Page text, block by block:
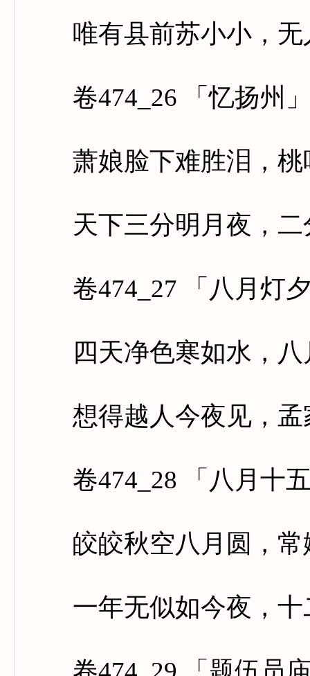
唯有县前苏小小，无
卷474_26 「忆扬州
萧娘脸下难胜泪，桃
天下三分明月夜，二
卷474_27 「八月灯夕
四天净色寒如水，八
想得越人今夜见，孟
卷474_28 「八月十
皎皎秋空八月圆，常
一年无似如今夜，十